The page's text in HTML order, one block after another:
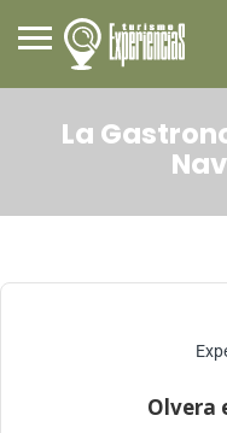
La
Olvera